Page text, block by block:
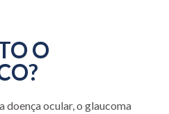
O
doença ocular, o glaucoma